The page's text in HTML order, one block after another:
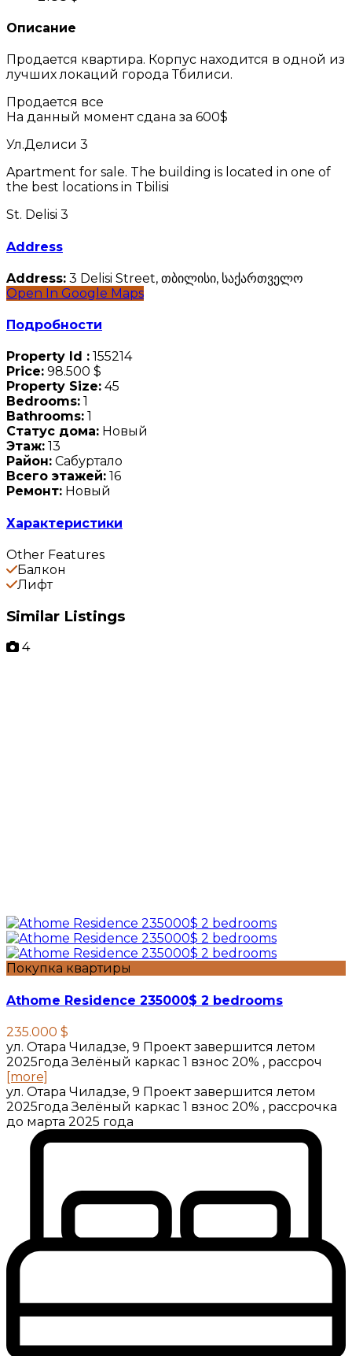
Описание
Продается квартира. Корпус находится в одной из
лучших локаций города Тбилиси.
Продается все
На данный момент сдана за 600$
Ул.Делиси 3
Apartment for sale. The building is located in one of
the best locations in Tbilisi
St. Delisi 3
Address
Address: 3 Delisi Street, თბილისი, საქართველო
Open In Google Maps
Подробности
Property Id : 155214
Price: 98.500 $
Property Size: 45
Bedrooms: 1
Bathrooms: 1
Статус дома: Новый
Этаж: 13
Район: Сабуртало
Всего этажей: 16
Ремонт: Новый
Характеристики
Other Features
Балкон
Лифт
Similar Listings
4
Покупка квартиры
Athome Residence 235000$ 2 bedrooms
235.000 $
ул. Отара Чиладзе, 9 Проект завершится летом
2025года Зелёный каркас 1 взнос 20% , рассроч
[more]
ул. Отара Чиладзе, 9 Проект завершится летом
2025года Зелёный каркас 1 взнос 20% , рассрочка
до марта 2025 года